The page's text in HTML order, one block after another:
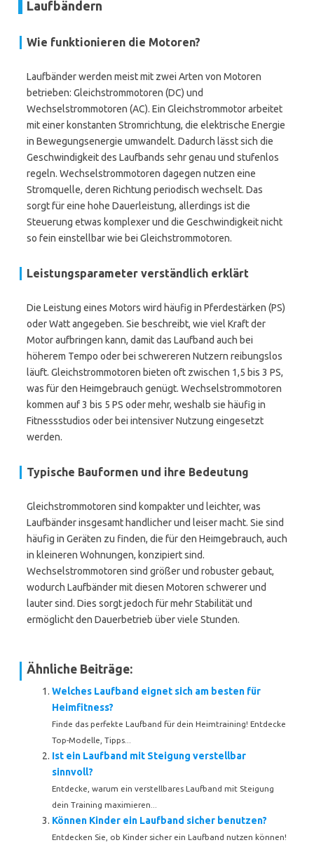
Laufbändern
Wie funktionieren die Motoren?
Laufbänder werden meist mit zwei Arten von Motoren
betrieben: Gleichstrommotoren (DC) und
Wechselstrommotoren (AC). Ein Gleichstrommotor arbeitet
mit einer konstanten Stromrichtung, die elektrische Energie
in Bewegungsenergie umwandelt. Dadurch lässt sich die
Geschwindigkeit des Laufbands sehr genau und stufenlos
regeln. Wechselstrommotoren dagegen nutzen eine
Stromquelle, deren Richtung periodisch wechselt. Das
sorgt für eine hohe Dauerleistung, allerdings ist die
Steuerung etwas komplexer und die Geschwindigkeit nicht
so fein einstellbar wie bei Gleichstrommotoren.
Leistungsparameter verständlich erklärt
Die Leistung eines Motors wird häufig in Pferdestärken (PS)
oder Watt angegeben. Sie beschreibt, wie viel Kraft der
Motor aufbringen kann, damit das Laufband auch bei
höherem Tempo oder bei schwereren Nutzern reibungslos
läuft. Gleichstrommotoren bieten oft zwischen 1,5 bis 3 PS,
was für den Heimgebrauch genügt. Wechselstrommotoren
kommen auf 3 bis 5 PS oder mehr, weshalb sie häufig in
Fitnessstudios oder bei intensiver Nutzung eingesetzt
werden.
Typische Bauformen und ihre Bedeutung
Gleichstrommotoren sind kompakter und leichter, was
Laufbänder insgesamt handlicher und leiser macht. Sie sind
häufig in Geräten zu finden, die für den Heimgebrauch, auch
in kleineren Wohnungen, konzipiert sind.
Wechselstrommotoren sind größer und robuster gebaut,
wodurch Laufbänder mit diesen Motoren schwerer und
lauter sind. Dies sorgt jedoch für mehr Stabilität und
ermöglicht den Dauerbetrieb über viele Stunden.
Ähnliche Beiträge:
Welches Laufband eignet sich am besten für
Heimfitness?
Finde das perfekte Laufband für dein Heimtraining! Entdecke
Top-Modelle, Tipps...
Ist ein Laufband mit Steigung verstellbar
sinnvoll?
Entdecke, warum ein verstellbares Laufband mit Steigung
dein Training maximieren...
Können Kinder ein Laufband sicher benutzen?
Entdecken Sie, ob Kinder sicher ein Laufband nutzen können!